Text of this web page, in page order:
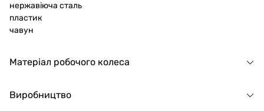
нержавіюча сталь
пластик
чавун
Матеріал робочого колеса
Виробництво